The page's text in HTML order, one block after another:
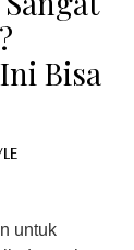
Bisa
untuk